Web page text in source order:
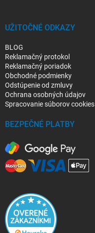
UŽITOČNÉ ODKAZY
BLOG
Reklamačný protokol
Reklamačný poriadok
Obchodné podmienky
Odstúpenie od zmluvy
Ochrana osobných údajov
Spracovanie súborov cookies
BEZPEČNÉ PLATBY